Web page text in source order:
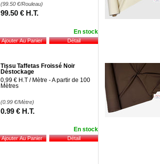
(99.50 €/Rouleau)
99.50 € H.T.
En stock
Tissu Taffetas Froissé Noir
Déstockage
0,99 € H.T / Mètre - A partir de 100
Mètres
(0.99 €/Mètre)
0.99 € H.T.
En stock